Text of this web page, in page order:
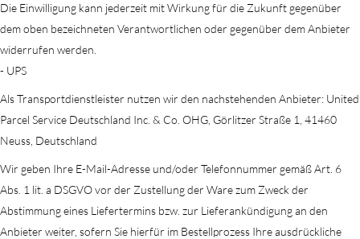
Die Einwilligung kann jederzeit mit Wirkung für die Zukunft gegenüber
dem oben bezeichneten Verantwortlichen oder gegenüber dem Anbieter
widerrufen werden.
- UPS
Als Transportdienstleister nutzen wir den nachstehenden Anbieter: United
Parcel Service Deutschland Inc. & Co. OHG, Görlitzer Straße 1, 41460
Neuss, Deutschland
Wir geben Ihre E-Mail-Adresse und/oder Telefonnummer gemäß Art. 6
Abs. 1 lit. a DSGVO vor der Zustellung der Ware zum Zweck der
Abstimmung eines Liefertermins bzw. zur Lieferankündigung an den
Anbieter weiter, sofern Sie hierfür im Bestellprozess Ihre ausdrückliche